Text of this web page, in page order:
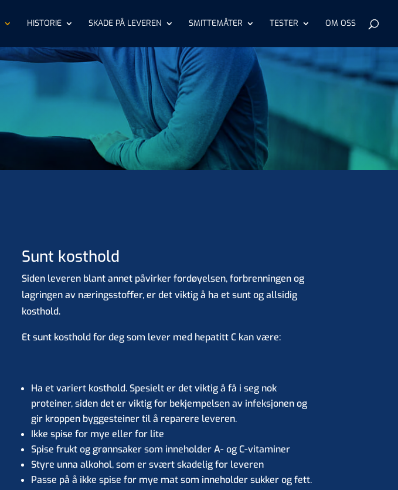
HISTORIE SKADE PÅ LEVEREN SMITTEMÅTER TESTER OM OSS
Sunt kosthold
Siden leveren blant annet påvirker fordøyelsen, forbrenningen og
lagringen av næringsstoffer, er det viktig å ha et sunt og allsidig
kosthold.
Et sunt kosthold for deg som lever med hepatitt C kan være:
Ha et variert kosthold. Spesielt er det viktig å få i seg nok
proteiner, siden det er viktig for bekjempelsen av infeksjonen og
gir kroppen byggesteiner til å reparere leveren.
Ikke spise for mye eller for lite
Spise frukt og grønnsaker som inneholder A- og C-vitaminer
Styre unna alkohol, som er svært skadelig for leveren
Passe på å ikke spise for mye mat som inneholder sukker og fett.